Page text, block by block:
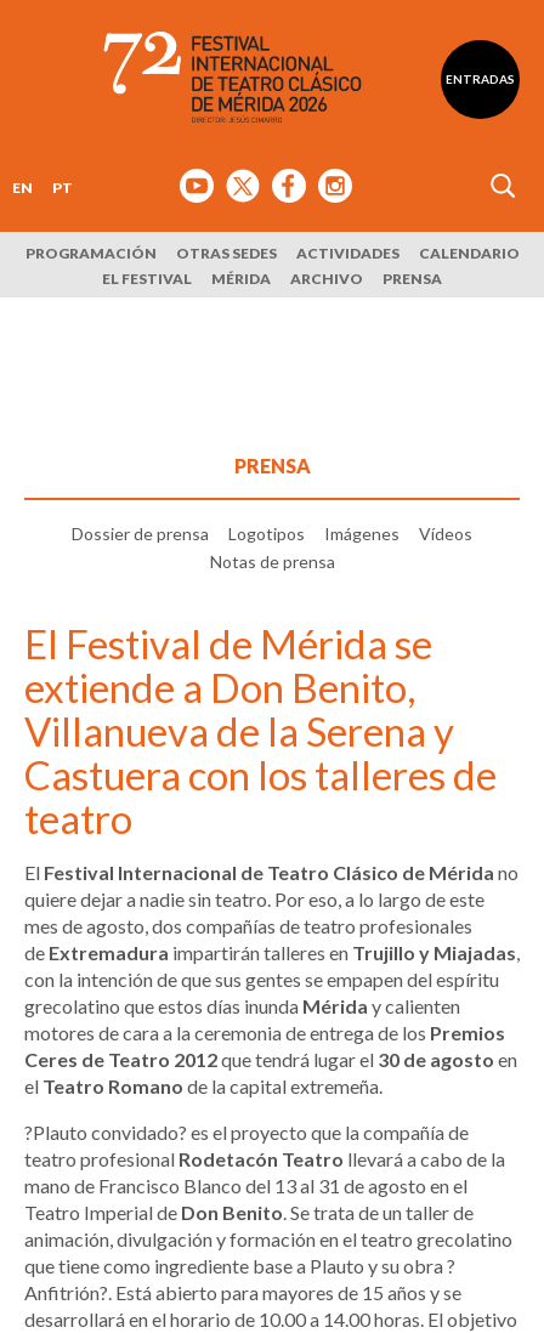
ENTRADAS
EN PT
PROGRAMACIÓN OTRAS SEDES ACTIVIDADES
CALENDARIO
EL FESTIVAL
MÉRIDA ARCHIVO PRENSA
PRENSA
Dossier de prensa Logotipos Imágenes
Vídeos
Notas de prensa
El Festival de Mérida se
extiende a Don Benito,
Villanueva de la Serena y
Castuera con los talleres de
teatro
El Festival Internacional de Teatro Clásico de Mérida no
quiere dejar a nadie sin teatro. Por eso, a lo largo de este
mes de agosto, dos compañías de teatro profesionales
de Extremadura impartirán talleres en Trujillo y Miajadas,
con la intención de que sus gentes se empapen del espíritu
grecolatino que estos días inunda Mérida y calienten
motores de cara a la ceremonia de entrega de los Premios
Ceres de Teatro 2012que tendrá lugar el 30 de agosto en
el Teatro Romano de la capital extremeña.
?Plauto convidado? es el proyecto que la compañía de
teatro profesional Rodetacón Teatro llevará a cabo de la
mano de Francisco Blanco del 13 al 31 de agosto en el
Teatro Imperial de Don Benito. Se trata de un taller de
animación, divulgación y formación en el teatro grecolatino
que tiene como ingrediente base a Plauto y su obra ?
Anfitrión?. Está abierto para mayores de 15 años y se
desarrollará en el horario de 10.00 a 14.00 horas. El objetivo